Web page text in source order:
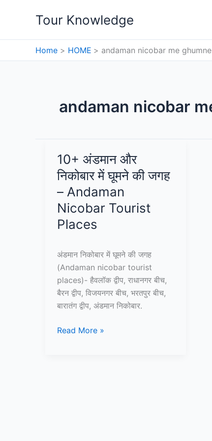
Tour Knowledge
Home HOME andaman nicobar me
andaman nicobar
10+ अंडमान और
निकोबार में घूमने की जगह
– Andaman
Nicobar Tourist
Places
अंडमान निकोबार में घूमने की जगह
(Andaman nicobar tourist
places)- हैवलॉक द्वीप, राधानगर बीच,
बैरन द्वीप, विजयनगर बीच, भरतपुर बीच,
बारातंग द्वीप, अंडमान निकोबार.
10+
Read More »